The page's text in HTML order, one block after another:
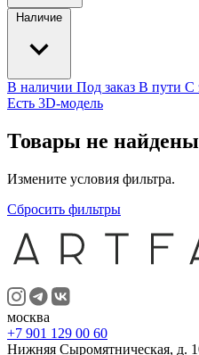
Наличие
В наличии Под заказ В пути С
Есть 3D-модель
Товары не найдены
Измените условия фильтра.
Сбросить фильтры
москва
+7 901 129 00 60
Нижняя Сыромятническая, д.